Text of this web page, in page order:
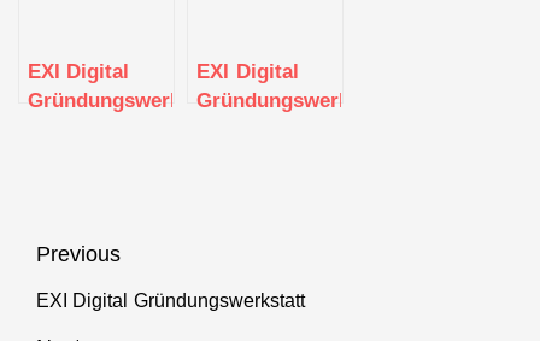
EXI Digital
Gründungswerkstatt
EXI Digital
Gründungswerkstatt
Beitragsnavigation
Previous
Previous
EXI Digital Gründungswerkstatt